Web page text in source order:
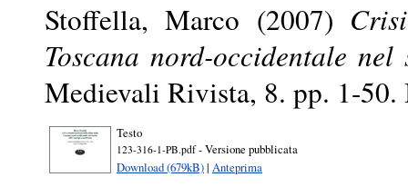
Stoffella, Marco (2007)
Toscana nord-occidentale
Medievali Rivista, 8. pp. 1-50.
Testo
123-316-1-PB.pdf- Versione pubblicata
Download (679kB)| Anteprima